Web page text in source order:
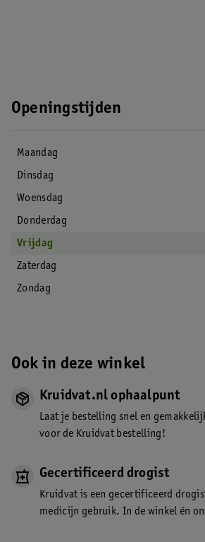
Openingstijden
Maandag
Dinsdag
Woensdag
Donderdag
Vrijdag
Zaterdag
Zondag
Ook in deze winkel
Kruidvat.nl ophaalpunt
Laat je bestelling snel en
voor de Kruidvat bestelling!
Gecertificeerd drogist
Kruidvat is een gecertificeerd
medicijn gebruik. In de winkel én